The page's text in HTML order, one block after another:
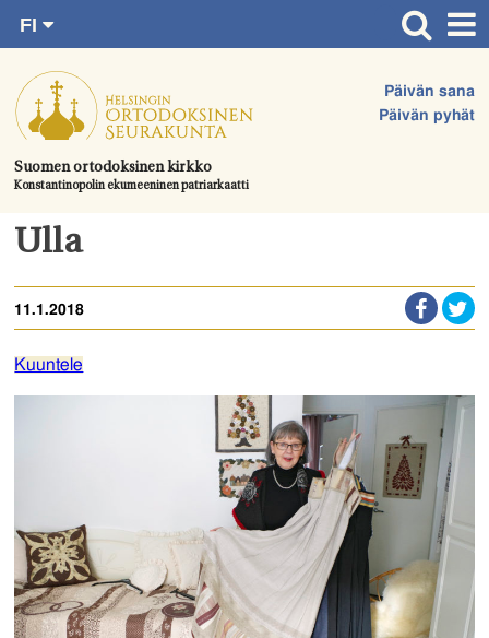
suoraan
sisältöön.
Suomen ortodoksinen kirkko
Konstantinopolin ekumeeninen patriarkaatti
Päivän sana
Päivän pyhät
FI
SV
EN
UA
Etusivu
Ajankohtaista
Juhlat & toimitukset
Kirkot
Tule mukaan
Hautausmaa
Yhteystiedot
Ulla
11.1.2018
Kuuntele